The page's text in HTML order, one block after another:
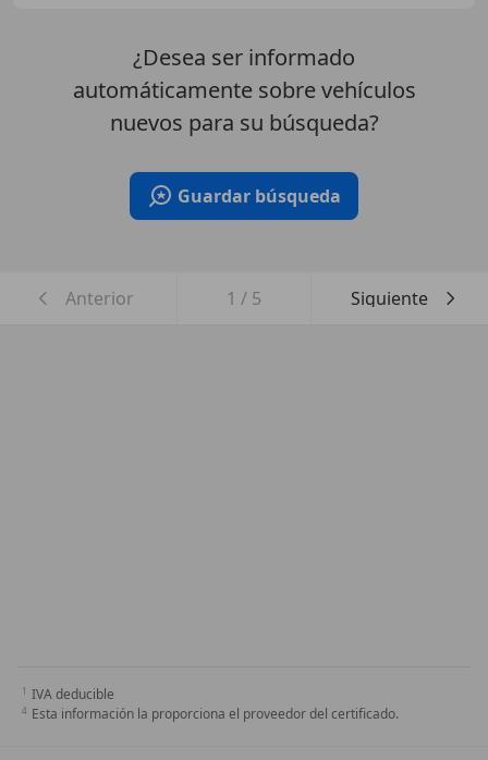
¿Desea ser informado
automáticamente sobre vehículos
nuevos para su búsqueda?
Guardar búsqueda
Anterior 1 / 5 Siguiente
IVA deducible
Esta información la proporciona el proveedor del certificado.